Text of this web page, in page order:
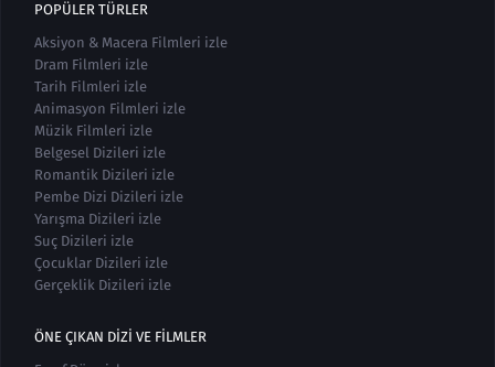
POPÜLER TÜRLER
Aksiyon & Macera Filmleri izle
Dram Filmleri izle
Tarih Filmleri izle
Animasyon Filmleri izle
Müzik Filmleri izle
Belgesel Dizileri izle
Romantik Dizileri izle
Pembe Dizi Dizileri izle
Yarışma Dizileri izle
Suç Dizileri izle
Çocuklar Dizileri izle
Gerçeklik Dizileri izle
ÖNE ÇIKAN DIZI VE FILMLER